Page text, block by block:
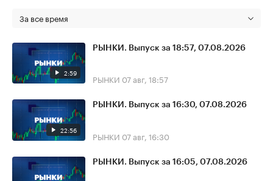
За все время
2:59
РЫНКИ. Выпуск за 18:57, 07.08.2026
РЫНКИ 07 авг, 18:57
22:56
РЫНКИ. Выпуск за 16:30, 07.08.2026
РЫНКИ 07 авг, 16:30
РЫНКИ. Выпуск за 16:05, 07.08.2026